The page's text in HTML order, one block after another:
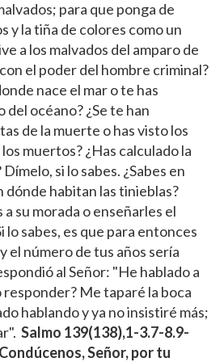
para que ponga de
y la tiña de colores como un
a los malvados del amparo de
el poder del hombre criminal?
nace el mar o te has
océano? ¿Se te han
de la muerte o has visto los
muertos? ¿Has calculado la
si lo sabes. ¿Sabes en
dónde habitan las tinieblas?
su morada o enseñarles el
lo sabes, es que para entonces
el número de tus años sería
al Señor: "He hablado a
responder? Me taparé la boca
hablando y ya no insistiré más;
Salmo 139(138),1-3.7-8.9-
Condúcenos, Señor, por tu